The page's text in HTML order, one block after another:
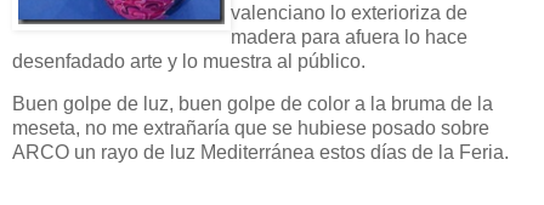
valenciano lo exterioriza de
madera para afuera lo hace
desenfadado arte y lo muestra al público.
Buen golpe de luz, buen golpe de color a la bruma de la
meseta, no me extrañaría que se hubiese posado sobre
ARCO un rayo de luz Mediterránea estos días de la Feria.